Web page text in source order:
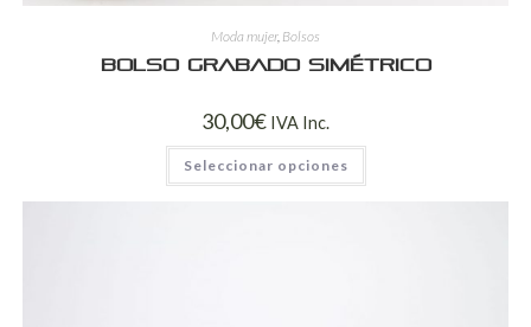
Moda mujer, Bolsos
Bolso grabado simétrico
30,00€ IVA Inc.
Seleccionar opciones